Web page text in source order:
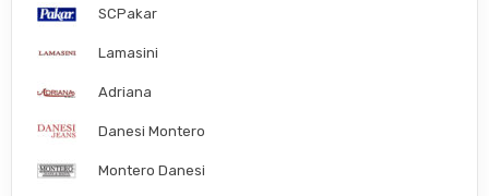
SCPakar
Lamasini
Adriana
Danesi Montero
Montero Danesi